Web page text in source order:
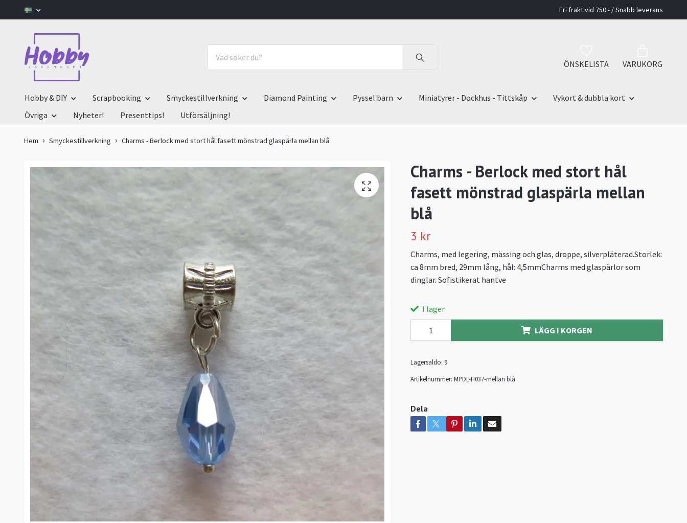
Fri frakt vid 750:- / Snabb leverans
ÖNSKELISTA VARUKORG
Hobby & DIY Scrapbooking Smyckestillverkning Diamond Painting Pyssel barn Miniatyrer - Dockhus - Tittskåp
Vykort & dubbla kort
Övriga
Nyheter! Presenttips! Utförsäljning!
Hem Smyckestillverkning Charms - Berlock med stort hål fasett mönstrad glaspärla mellan blå
Charms - Berlock med stort hål
fasett mönstrad glaspärla mellan
blå
3 kr
Charms, med legering, mässing och glas, droppe, silverpläterad.Storlek:
ca 8mm bred, 29mm lång, hål: 4,5mmCharms med glaspärlor som
dinglar. Sofistikerat hantve
I lager
LÄGG I KORGEN
Lagersaldo: 9
Artikelnummer: MPDL-H037-mellan blå
Dela